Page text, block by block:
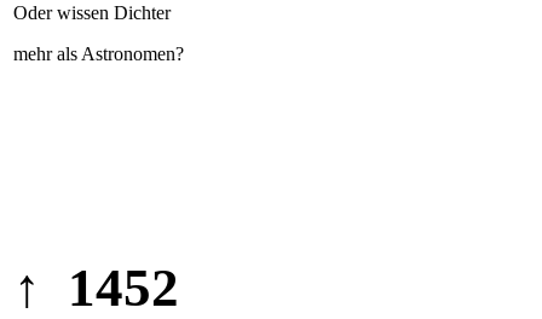
Oder wissen Dichter
mehr als Astronomen?
↑ 1452